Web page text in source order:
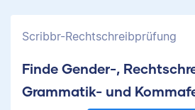
Scribbr-Rechtschreibprüfung
Finde Gender-,
Grammatik- und